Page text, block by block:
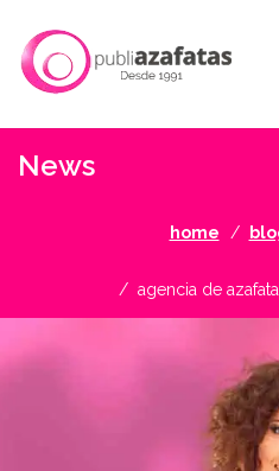
News
home
agencia de